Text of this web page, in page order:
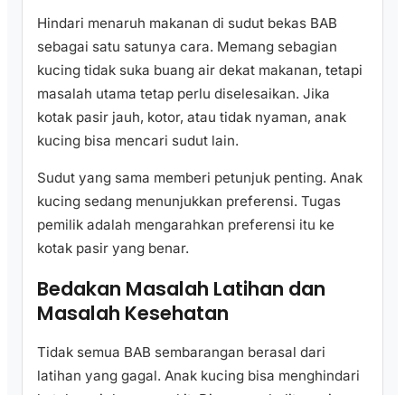
Hindari menaruh makanan di sudut bekas BAB
sebagai satu satunya cara. Memang sebagian
kucing tidak suka buang air dekat makanan, tetapi
masalah utama tetap perlu diselesaikan. Jika
kotak pasir jauh, kotor, atau tidak nyaman, anak
kucing bisa mencari sudut lain.
Sudut yang sama memberi petunjuk penting. Anak
kucing sedang menunjukkan preferensi. Tugas
pemilik adalah mengarahkan preferensi itu ke
kotak pasir yang benar.
Bedakan Masalah Latihan dan
Masalah Kesehatan
Tidak semua BAB sembarangan berasal dari
latihan yang gagal. Anak kucing bisa menghindari